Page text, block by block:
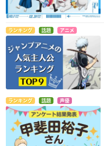
ランキング 話題 アニメ
ランキング 話題 声優